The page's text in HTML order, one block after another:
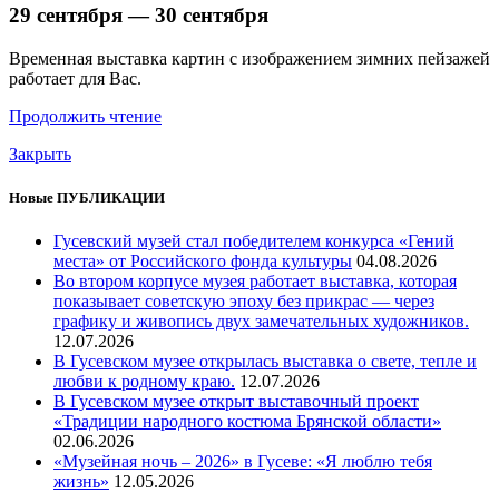
29 сентября — 30 сентября
Временная выставка картин с изображением зимних пейзажей
работает для Вас.
Продолжить чтение
Закрыть
Новые ПУБЛИКАЦИИ
Гусевский музей стал победителем конкурса «Гений
места» от Российского фонда культуры 04.08.2026
Во втором корпусе музея работает выставка, которая
показывает советскую эпоху без прикрас — через
графику и живопись двух замечательных художников.
12.07.2026
В Гусевском музее открылась выставка о свете, тепле и
любви к родному краю. 12.07.2026
В Гусевском музее открыт выставочный проект
«Традиции народного костюма Брянской области»
02.06.2026
«Музейная ночь – 2026» в Гусеве: «Я люблю тебя
жизнь» 12.05.2026